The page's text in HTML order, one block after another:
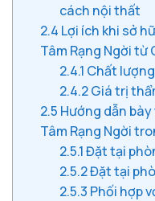
cách nội thất
2.4 Lợi ích khi sở
Tâm Rạng Ngời từ
2.4.1 Chất
2.4.2Giá trị
2.5 Hướng dẫn
Tâm Rạng Ngời
2.5.1Đặt tại
2.5.2Đặt tại
2.5.3 Phối hợp